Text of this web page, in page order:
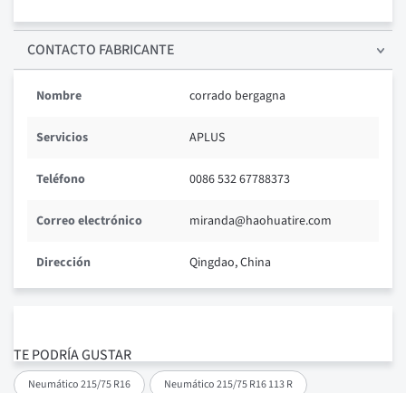
TE PODRÍA GUSTAR
Neumático 215/75 R16 Neumático 215/75 R16 113 R
CONTACTO FABRICANTE
Nombre corrado bergagna
Servicios APLUS
Teléfono 0086 532 67788373
Correo electrónico miranda@haohuatire.com
Dirección Qingdao, China